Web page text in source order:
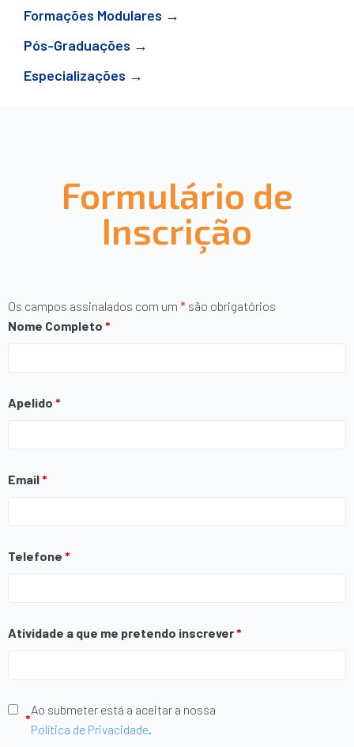
Formações Modulares →
Pós-Graduações →
Especializações →
Formulário de
Inscrição
Os campos assinalados com um * são obrigatórios
Nome Completo *
Apelido *
Email*
Telefone *
Atividade a que me pretendo inscrever*
*
Ao submeter está a aceitar a nossa
Política de Privacidade.